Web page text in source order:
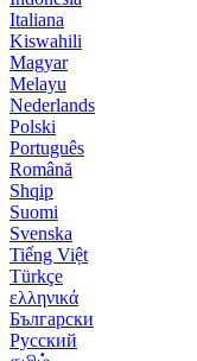
Italiana
Kiswahili
Magyar
Melayu
Nederlands
Polski
Português
Română
Shqip
Suomi
Svenska
Tiếng Việt
Türkçe
ελληνικά
Български
Русский